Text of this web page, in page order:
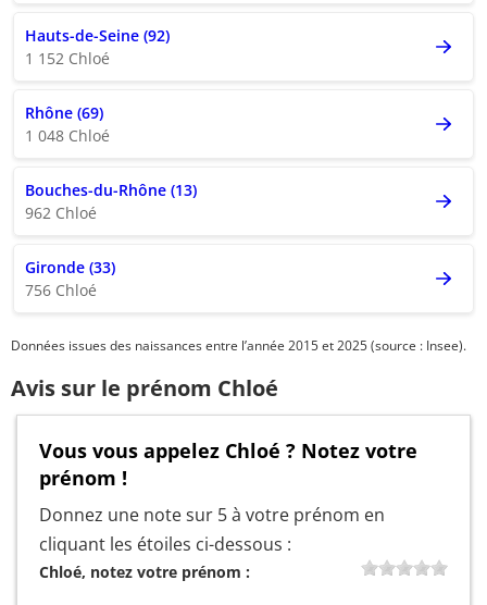
Hauts-de-Seine (92)
1 152 Chloé
Rhône (69)
1 048 Chloé
Bouches-du-Rhône (13)
962 Chloé
Gironde (33)
756 Chloé
Données issues des naissances entre l’année 2015 et 2025 (source : Insee).
Avis sur le prénom Chloé
Vous vous appelez Chloé ? Notez votre
prénom !
Donnez une note sur 5 à votre prénom en
cliquant les étoiles ci-dessous :
Chloé, notez votre prénom :